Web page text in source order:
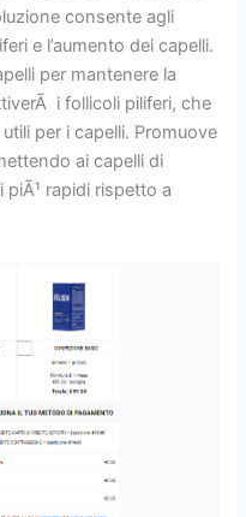
consente agli
e l’aumento dei capelli.
per mantenere la
i follicoli piliferi, che
per i capelli. Promuove
ai capelli di
rapidi rispetto a